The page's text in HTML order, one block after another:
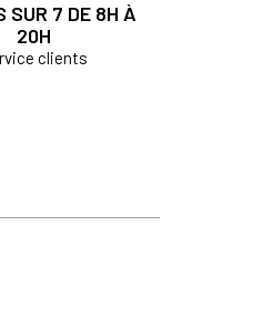
SUR 7 DE 8H À
20H
clients